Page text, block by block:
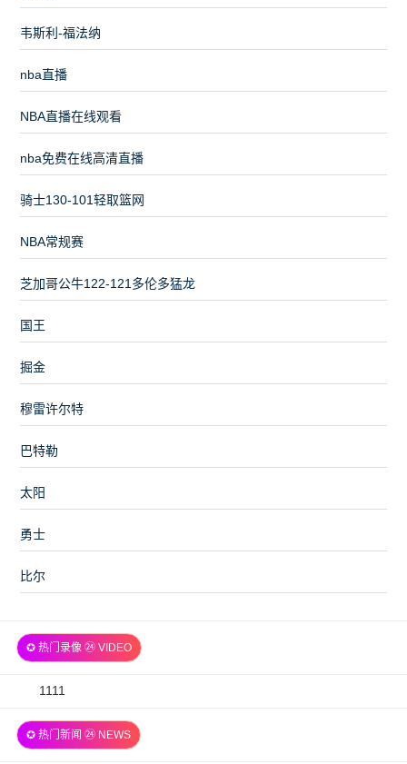
韦斯利-福法纳
nba直播
NBA直播在线观看
nba免费在线高清直播
骑士130-101轻取篮网
NBA常规赛
芝加哥公牛122-121多伦多猛龙
国王
掘金
穆雷许尔特
巴特勒
太阳
勇士
比尔
✪ 热门录像 ㉔ VIDEO
2026-
06
1111
✪ 热门新闻 ㉔ NEWS